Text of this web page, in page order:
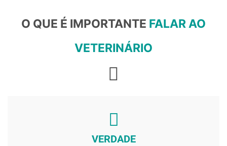
O QUE É IMPORTANTE FALAR AO
VETERINÁRIO
VERDADE